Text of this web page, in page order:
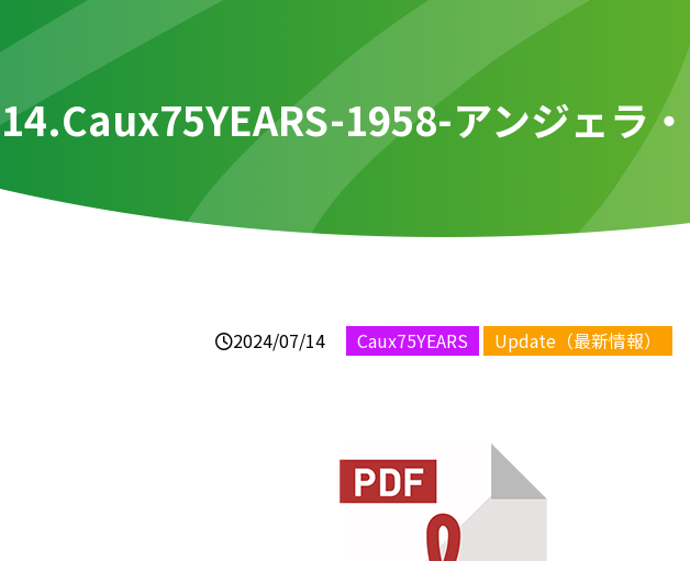
14.Caux75YEARS-1958-アンジェラ
2024/07/14 Caux75YEARS Update（最新情報）